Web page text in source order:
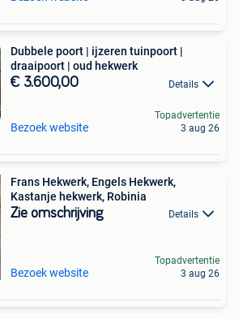
Dubbele poort | ijzeren tuinpoort |
draaipoort | oud hekwerk
€ 3.600,00 Details
Bezoek website
Topadvertentie
3 aug 26
Frans Hekwerk, Engels Hekwerk,
Kastanje hekwerk, Robinia
Zie omschrijving Details
Bezoek website
Topadvertentie
3 aug 26